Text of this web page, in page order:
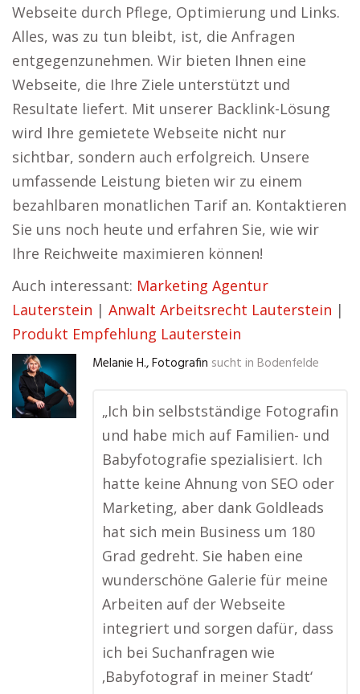
Webseite durch Pflege, Optimierung und Links.
Alles, was zu tun bleibt, ist, die Anfragen
entgegenzunehmen. Wir bieten Ihnen eine
Webseite, die Ihre Ziele unterstützt und
Resultate liefert. Mit unserer Backlink-Lösung
wird Ihre gemietete Webseite nicht nur
sichtbar, sondern auch erfolgreich. Unsere
umfassende Leistung bieten wir zu einem
bezahlbaren monatlichen Tarif an. Kontaktieren
Sie uns noch heute und erfahren Sie, wie wir
Ihre Reichweite maximieren können!
Auch interessant: Marketing Agentur
Lauterstein | Anwalt Arbeitsrecht Lauterstein |
Produkt Empfehlung Lauterstein
Melanie H., Fotografin sucht in Bodenfelde
„Ich bin selbstständige Fotografin
und habe mich auf Familien- und
Babyfotografie spezialisiert. Ich
hatte keine Ahnung von SEO oder
Marketing, aber dank Goldleads
hat sich mein Business um 180
Grad gedreht. Sie haben eine
wunderschöne Galerie für meine
Arbeiten auf der Webseite
integriert und sorgen dafür, dass
ich bei Suchanfragen wie
‚Babyfotograf in meiner Stadt‘